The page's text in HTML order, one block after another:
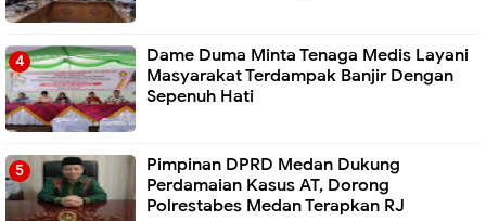
Dame Duma Minta Tenaga Medis Layani
Masyarakat Terdampak Banjir Dengan
Sepenuh Hati
Pimpinan DPRD Medan Dukung
Perdamaian Kasus AT, Dorong
Polrestabes Medan Terapkan RJ